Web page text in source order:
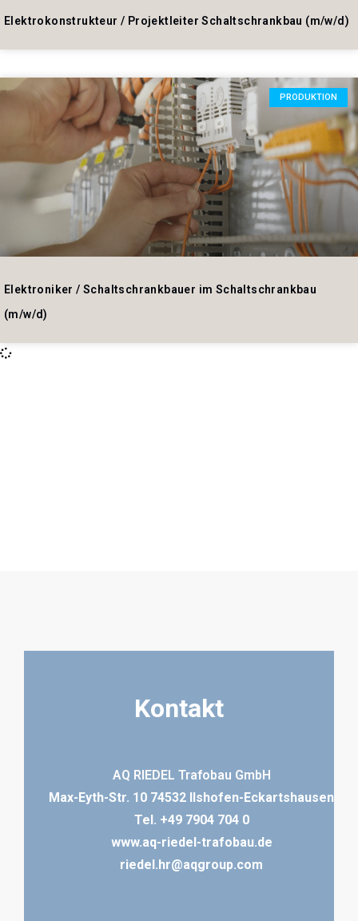
Elektrokonstrukteur / Projektleiter Schaltschrankbau (m/w/d)
PRODUKTION
Elektroniker / Schaltschrankbauer im Schaltschrankbau
(m/w/d)
Kontakt
AQ RIEDEL Trafobau GmbH
Max-Eyth-Str. 10 74532 Ilshofen-Eckartshausen
Tel. +49 7904 704 0
www.aq-riedel-trafobau.de
riedel.hr@aqgroup.com